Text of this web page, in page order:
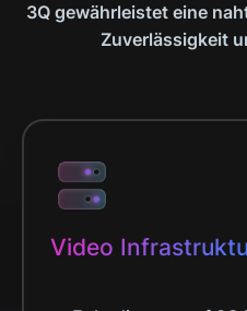
3Q gewährleistet eine
Zuverlässigkeit
Video